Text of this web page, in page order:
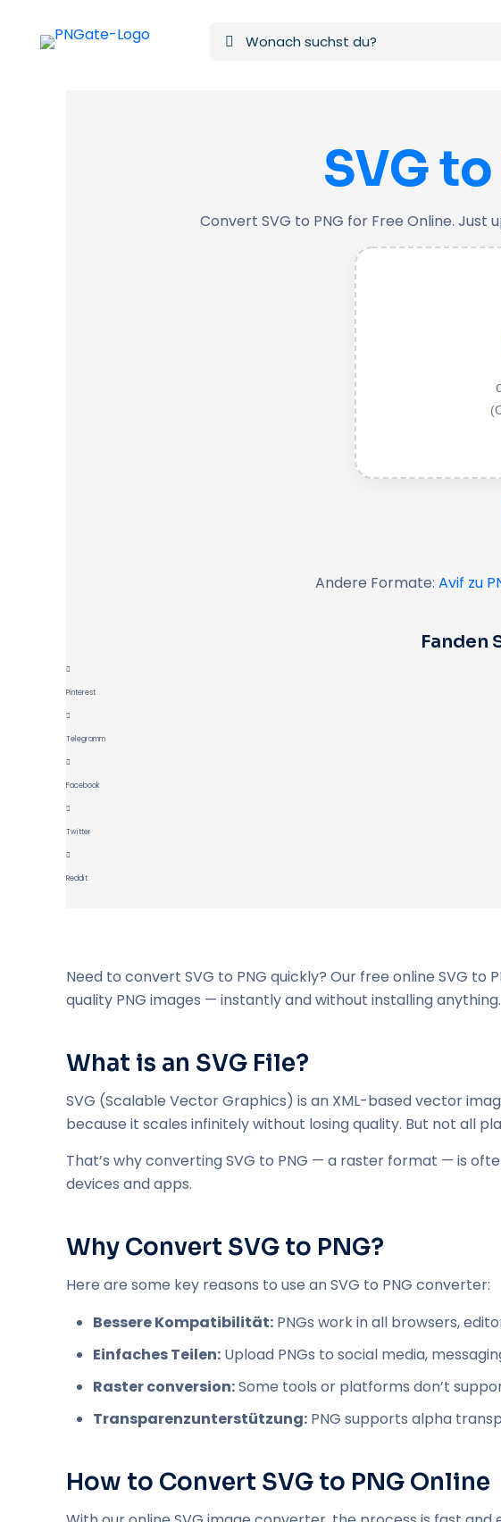
SVG
Convert SVG to PNG for Free Online. Just
Andere Formate:Avif zu
Fanden
Pinterest
Telegramm
Facebook
Twitter
Reddit
Need to convert SVG to PNG quickly? Our free online SVG
quality PNG images — instantly and without installing anything.
What is an SVG File?
SVG (Scalable Vector Graphics) is an XML-based vector
because it scales infinitely without losing quality. But not all
That’s why converting SVG to PNG — a raster format — is
devices and apps.
Why Convert SVG to PNG?
Here are some key reasons to use an SVG to PNG converter:
Bessere Kompatibilität: PNGs work in all browsers,
Einfaches Teilen: Upload PNGs to social media,
Raster conversion:Some tools or platforms don’t
Transparenzunterstützung: PNG supports alpha
How to Convert SVG to PNG Online